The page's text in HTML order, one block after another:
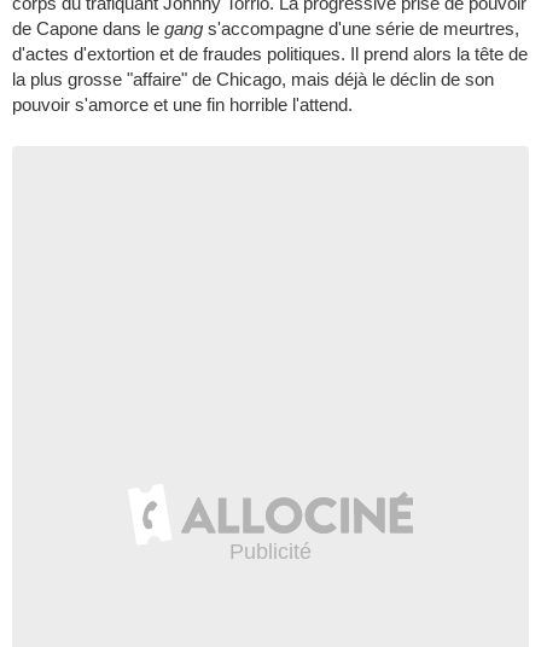
de Capone dans le gang s'accompagne d'une série de meurtres,
d'actes d'extortion et de fraudes politiques. Il prend alors la tête de
la plus grosse "affaire" de Chicago, mais déjà le déclin de son
pouvoir s'amorce et une fin horrible l'attend.